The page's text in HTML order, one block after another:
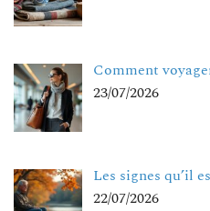
Comment
23/07/2026
Les signes qu’il
22/07/2026